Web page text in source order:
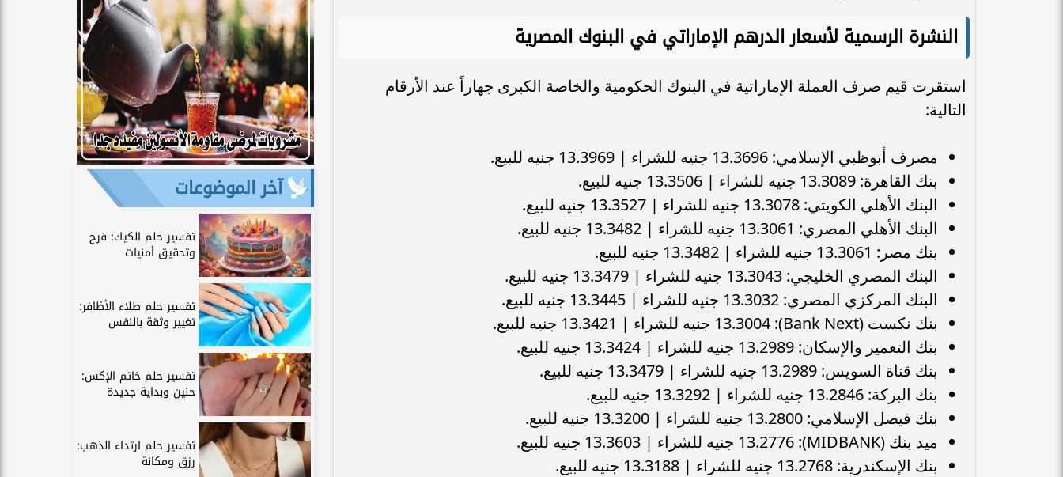
النشرة الرسمية لأسعار الدرهم الإماراتي في البنوك المصرية
استقرت قيم صرف العملة الإماراتية في البنوك الحكومية والخاصة الكبرى جهاراً عند الأرقام
التالية:
مصرف أبوظبي الإسلامي: 13.3696 جنيه للشراء | 13.3969 جنيه للبيع.
بنك القاهرة: 13.3089 جنيه للشراء | 13.3506 جنيه للبيع.
البنك الأهلي الكويتي: 13.3078 جنيه للشراء | 13.3527 جنيه للبيع.
البنك الأهلي المصري: 13.3061 جنيه للشراء | 13.3482 جنيه للبيع.
بنك مصر: 13.3061 جنيه للشراء | 13.3482 جنيه للبيع.
البنك المصري الخليجي: 13.3043 جنيه للشراء | 13.3479 جنيه للبيع.
البنك المركزي المصري: 13.3032 جنيه للشراء | 13.3445 جنيه للبيع.
بنك نكست (Bank Next): 13.3004 جنيه للشراء | 13.3421 جنيه للبيع.
بنك التعمير والإسكان: 13.2989 جنيه للشراء | 13.3424 جنيه للبيع.
بنك قناة السويس: 13.2989 جنيه للشراء | 13.3479 جنيه للبيع.
بنك البركة: 13.2846 جنيه للشراء | 13.3292 جنيه للبيع.
بنك فيصل الإسلامي: 13.2800 جنيه للشراء | 13.3200 جنيه للبيع.
ميد بنك (MIDBANK): 13.2776 جنيه للشراء | 13.3603 جنيه للبيع.
بنك الإسكندرية: 13.2768 جنيه للشراء | 13.3188 جنيه للبيع.
آخر الموضوعات
تفسير حلم الكيك: فرح
وتحقيق أمنيات
تفسير حلم طلاء الأظافر:
تغيير وثقة بالنفس
تفسير حلم خاتم الإكس:
حنين وبداية جديدة
تفسير حلم ارتداء الذهب:
رزق ومكانة